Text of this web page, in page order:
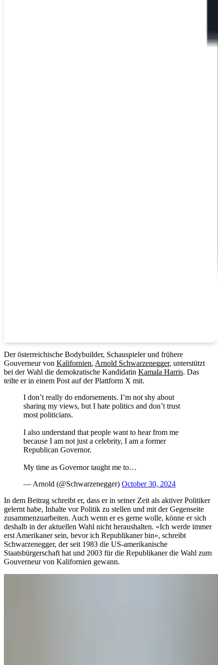
Der österreichische Bodybuilder, Schauspieler und frühere
Gouverneur von Kalifornien, Arnold Schwarzenegger, unterstützt
bei der Wahl die demokratische Kandidatin Kamala Harris. Das
teilte er in einem Post auf der Plattform X mit.
I don’t really do endorsements. I’m not shy about
sharing my views, but I hate politics and don’t trust
most politicians.
I also understand that people want to hear from me
because I am not just a celebrity, I am a former
Republican Governor.
My time as Governor taught me to…
— Arnold (@Schwarzenegger) October 30, 2024
In dem Beitrag schreibt er, dass er in seiner Zeit als aktiver Politiker
gelernt habe, Inhalte vor Politik zu stellen und mit der Gegenseite
zusammenzuarbeiten. Auch wenn er es gerne wolle, könne er sich
deshalb in der aktuellen Wahl nicht heraushalten. «Ich werde immer
erst Amerikaner sein, bevor ich Republikaner bin», schreibt
Schwarzenegger, der seit 1983 die US-amerikanische
Staatsbürgerschaft hat und 2003 für die Republikaner die Wahl zum
Gouverneur von Kalifornien gewann.